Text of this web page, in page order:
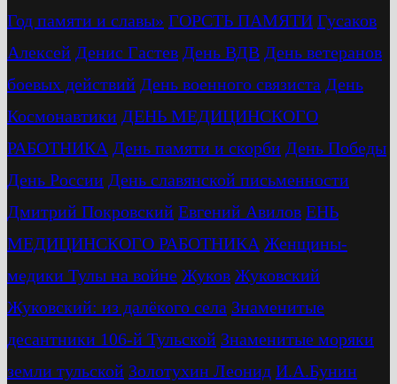
Год памяти и славы» ГОРСТЬ ПАМЯТИ Гусаков
Алексей Денис Гастев День ВДВ День ветеранов
боевых действий День военного связиста День
Космонавтики ДЕНЬ МЕДИЦИНСКОГО
РАБОТНИКА День памяти и скорби День Победы
День России День славянской письменности
Дмитрий Покровский Евгений Авилов ЕНЬ
МЕДИЦИНСКОГО РАБОТНИКА Женщины-
медики Тулы на войне Жуков Жуковский
Жуковский: из далёкого села Знаменитые
десантники 106-й Тульской Знаменитые моряки
земли тульской Золотухин Леонид И.А.Бунин